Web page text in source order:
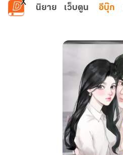
ข้ามไปยังเนื้อหาหลัก
นิยาย เว็บตูน อีบุ๊ก